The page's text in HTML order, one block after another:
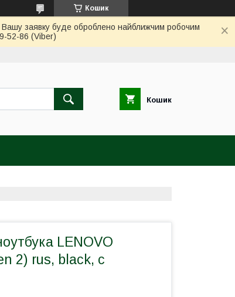
Кошик
Вашу заявку буде оброблено найближчим робочим
52-86 (Viber)
Кошик
LENOVO
2) rus, black, с